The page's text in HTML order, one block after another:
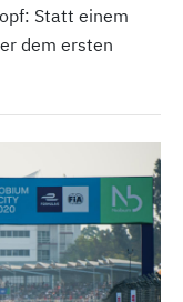
Statt einem
dem ersten